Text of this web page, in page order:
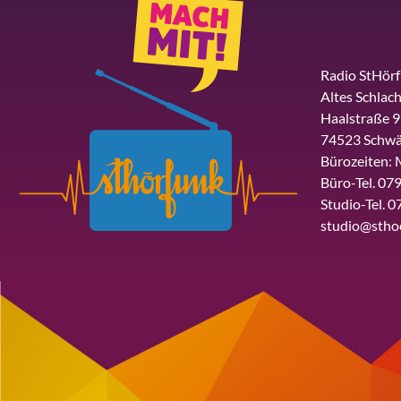
Radio
Altes
Haalstraße
74523
Bürozeiten:
Büro-Tel.
Studio-Tel.